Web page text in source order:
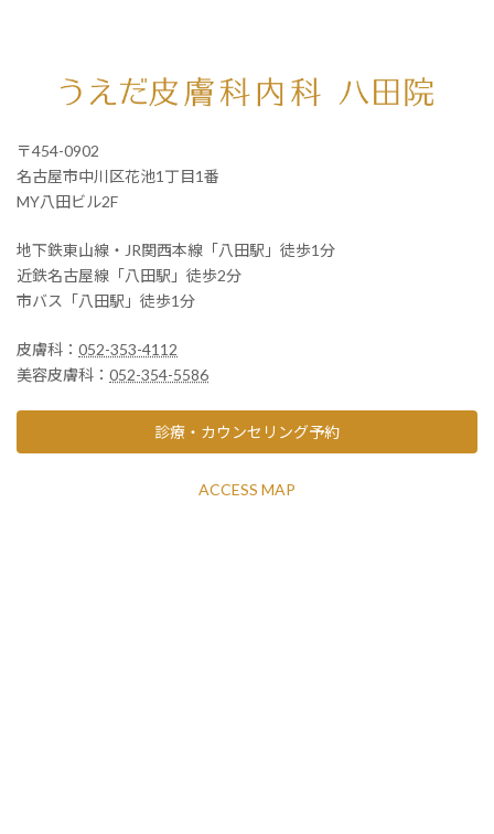
〒454-0902
名古屋市中川区花池1丁目1番
MY八田ビル2F
地下鉄東山線・JR関西本線「八田駅」徒歩1分
近鉄名古屋線「八田駅」徒歩2分
市バス「八田駅」徒歩1分
皮膚科： 052-353-4112
美容皮膚科： 052-354-5586
診療・カウンセリング予約
ACCESS MAP